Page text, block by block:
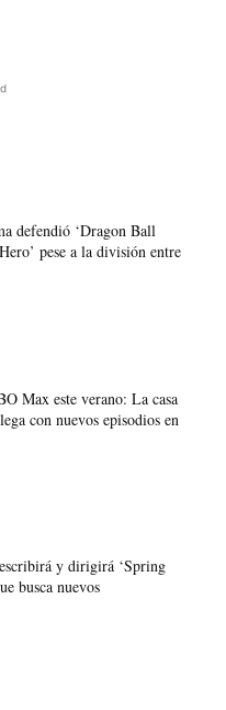
defendió ‘Dragon Ball
pese a la división entre
Max este verano: La casa
con nuevos episodios en
y dirigirá ‘Spring
busca nuevos